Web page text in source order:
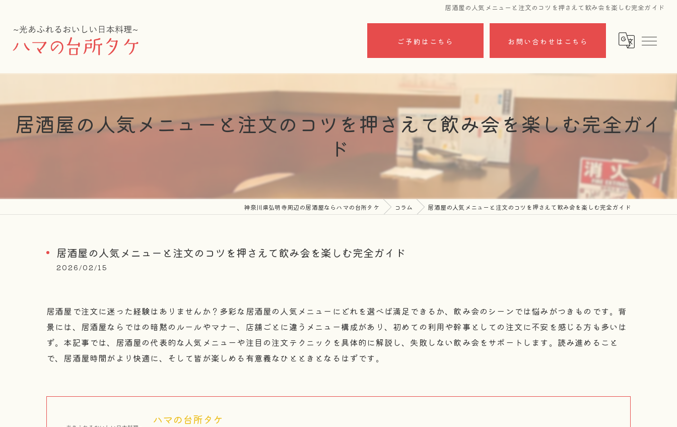
居酒屋の人気メニューと注文のコツを押さえて飲み会を楽しむ完全ガイド
ご予約はこちら お問い合わせはこちら
居酒屋の人気メニューと注文のコツを押さえて飲み会を楽しむ完全ガイ
ド
神奈川県弘明寺周辺の居酒屋ならハマの台所タケ コラム 居酒屋の人気メニューと注文のコツを押さえて飲み会を楽しむ完全ガイド
居酒屋の人気メニューと注文のコツを押さえて飲み会を楽しむ完全ガイド
2026/02/15
居酒屋で注文に迷った経験はありませんか？多彩な居酒屋の人気メニューにどれを選べば満足できるか、飲み会のシーンでは悩みがつきものです。背
景には、居酒屋ならではの暗黙のルールやマナー、店舗ごとに違うメニュー構成があり、初めての利用や幹事としての注文に不安を感じる方も多いは
ず。本記事では、居酒屋の代表的な人気メニューや注目の注文テクニックを具体的に解説し、失敗しない飲み会をサポートします。読み進めること
で、居酒屋時間がより快適に、そして皆が楽しめる有意義なひとときとなるはずです。
ハマの台所タケ